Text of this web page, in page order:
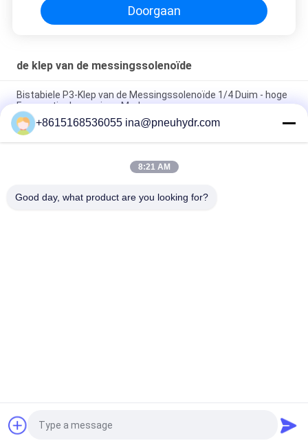
Doorgaan
de klep van de messingssolenoïde
Bistabiele P3-Klep van de Messingssolenoïde 1/4 Duim - hoge
Frequentienbsanminse Merk
Z4 de Kleppen van de Roestvrij staalsolenoïde voor Klep van de
Water de Rechtstreekse Solenoïde
Z6 Anti opent de Explosie Gesmede Klep van de
Vraag een offerte aan
+8615168536055 ina@pneuhydr.com
8:21 AM
Good day, what product are you looking for?